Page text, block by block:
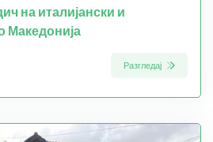
на италијански и
Македонија
Разгледај